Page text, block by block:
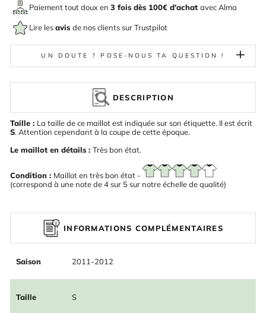
Paiement tout doux en 3 fois dès 100€ d'achat avecAlma
Lire lesavis de nos clients sur Trustpilot
UN DOUTE ? POSE-NOUS TA QUESTION !
DESCRIPTION
Taille : La taille de ce maillot est indiquée sur son étiquette. Il est écrit
S. Attention cependant à la coupe de cette époque.
Le maillot en détails : Très bon état.
Condition : Maillot en très bon état -
(correspond à une note de 4 sur 5 sur notre échelle de qualité)
INFORMATIONS COMPLÉMENTAIRES
Saison 2011-2012
Taille S